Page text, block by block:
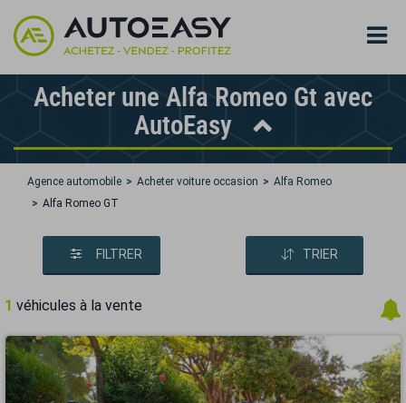
Acheter une Alfa Romeo Gt avec
AutoEasy
Agence automobile Acheter voiture occasion
Alfa Romeo
Alfa Romeo GT
FILTRER TRIER
1 véhicules à la vente